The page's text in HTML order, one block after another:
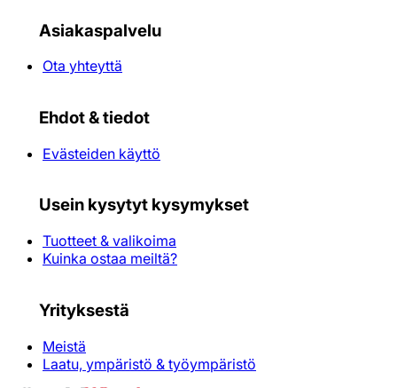
Asiakaspalvelu
Ota yhteyttä
Ehdot & tiedot
Evästeiden käyttö
Usein kysytyt kysymykset
Tuotteet & valikoima
Kuinka ostaa meiltä?
Yrityksestä
Meistä
Laatu, ympäristö & työympäristö